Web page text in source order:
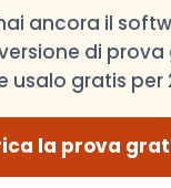
ancora il
di
usalo gratis per
la prova